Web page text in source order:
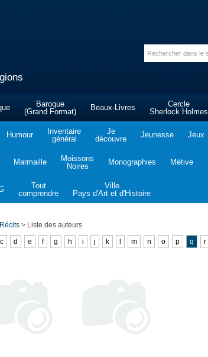
Baroque
(Grand Format)
Beaux-Livres
Cercle
Sherlock Holmes
Humour
Inventaire
général
Je
découvre
Jeunesse Jeux
Marmaille
Moissons
Noires
Monographies Métive
Tout
comprendre
Ville
Pays d'Art et d'Histoire
Récits > Liste des auteurs
c d e f g h i j k m n o p q r